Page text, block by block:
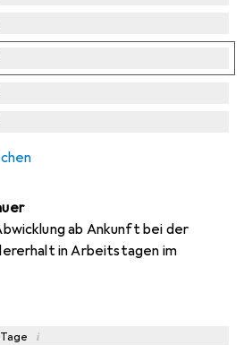
ab Ankunft bei der
in Arbeitstagen im
Tage i